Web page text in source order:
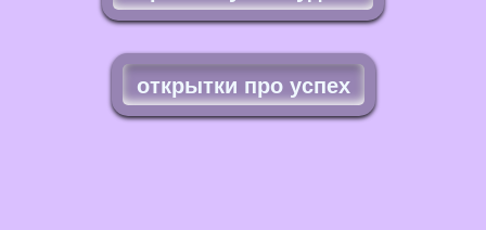
открытки про успех